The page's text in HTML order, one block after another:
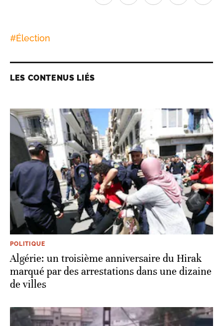
#Élection
LES CONTENUS LIÉS
POLITIQUE
Algérie: un troisième anniversaire du Hirak
marqué par des arrestations dans une dizaine
de villes